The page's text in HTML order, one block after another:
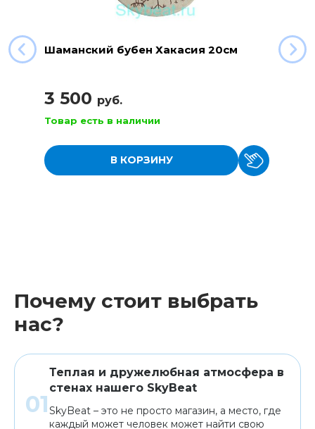
Шаманский бубен Хакасия 20см
3 500 руб.
Товар есть в наличии
В КОРЗИНУ
Почему стоит выбрать
нас?
Теплая и дружелюбная атмосфера в
стенах нашего SkyBeat
SkyBeat – это не просто магазин, а место, где
каждый может человек может найти свою